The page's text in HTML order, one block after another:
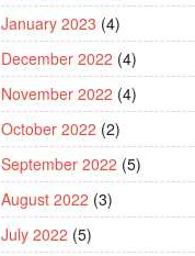
January 2023 (4)
December 2022 (4)
November 2022 (4)
October 2022 (2)
September 2022 (5)
August 2022 (3)
July 2022 (5)